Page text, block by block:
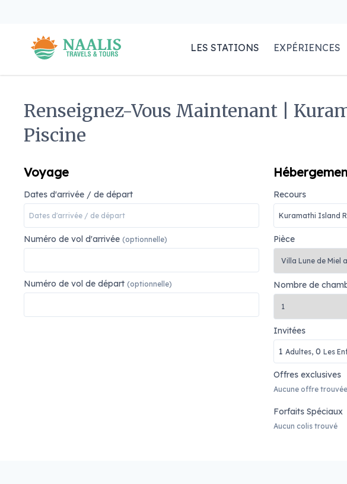
LES STATIONS EXPÉRIENCES
Renseignez-Vous Maintenant |
Piscine
Voyage
Dates d'arrivée / de départ
Numéro de vol d'arrivée (optionnelle)
Numéro de vol de départ (optionnelle)
Recours
Pièce
Nombre de
Invitées
1 Adultes, 0 Les
Offres exclusives
Aucune offre trouvée
Forfaits Spéciaux
Aucun colis trouvé